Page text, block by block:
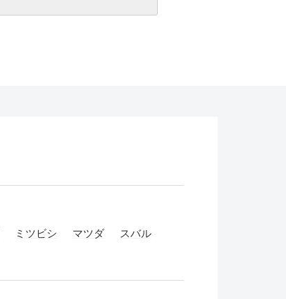
ミツビシ マツダ
スバル